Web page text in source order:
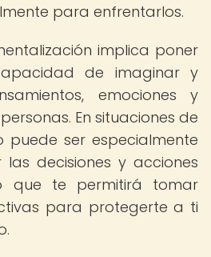
para enfrentarlos.
implica poner
de imaginar y
emociones y
En situaciones de
puede ser especialmente
decisiones y acciones
que te permitirá tomar
para protegerte a ti